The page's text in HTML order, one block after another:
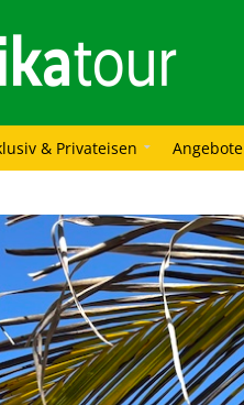
& Privateisen Angebote